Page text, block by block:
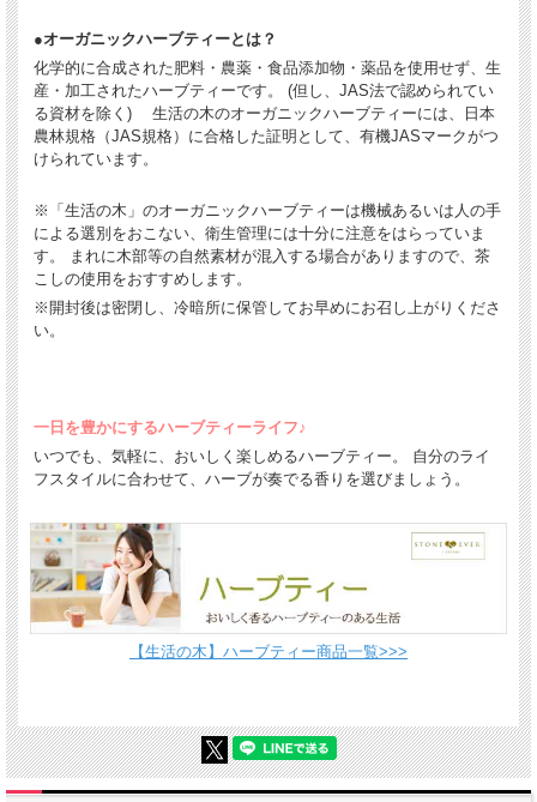
●オーガニックハーブティーとは？
化学的に合成された肥料・農薬・食品添加物・薬品を使用せず、生
産・加工されたハーブティーです。 (但し、JAS法で認められてい
る資材を除く) 生活の木のオーガニックハーブティーには、日本
農林規格（JAS規格）に合格した証明として、有機JASマークがつ
けられています。
※「生活の木」のオーガニックハーブティーは機械あるいは人の手
による選別をおこない、衛生管理には十分に注意をはらっていま
す。 まれに木部等の自然素材が混入する場合がありますので、茶
こしの使用をおすすめします。
※開封後は密閉し、冷暗所に保管してお早めにお召し上がりくださ
い。
一日を豊かにするハーブティーライフ♪
いつでも、気軽に、おいしく楽しめるハーブティー。 自分のライ
フスタイルに合わせて、ハーブが奏でる香りを選びましょう。
【生活の木】ハーブティー商品一覧>>>